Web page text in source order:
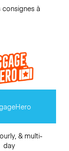
à
& multi-
day